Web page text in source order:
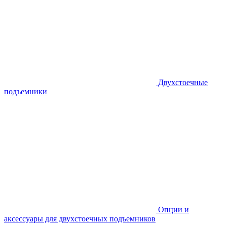
Двухстоечные
подъемники
Опции и
аксессуары для двухстоечных подъемников